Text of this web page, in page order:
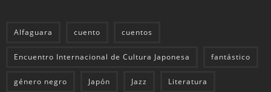
Alfaguara cuento cuentos
Encuentro Internacional de Cultura Japonesa fantástico
género negro Japón Jazz Literatura